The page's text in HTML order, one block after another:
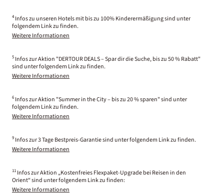
4 Infos zu unseren Hotels mit bis zu 100% Kinderermäßigung sind unter
folgendem Link zu finden.
Weitere Informationen
5 Infos zur Aktion "DERTOUR DEALS – Spar dir die Suche, bis zu 50 % Rabatt"
sind unter folgendem Link zu finden.
Weitere Informationen
6 Infos zur Aktion "Summer in the City – bis zu 20 % sparen" sind unter
folgendem Link zu finden.
Weitere Informationen
9 Infos zur 3 Tage Bestpreis-Garantie sind unter folgendem Link zu finden.
Weitere Informationen
11 Infos zur Aktion „Kostenfreies Flexpaket-Upgrade bei Reisen in den
Orient“ sind unter folgendem Link zu finden:
Weitere Informationen